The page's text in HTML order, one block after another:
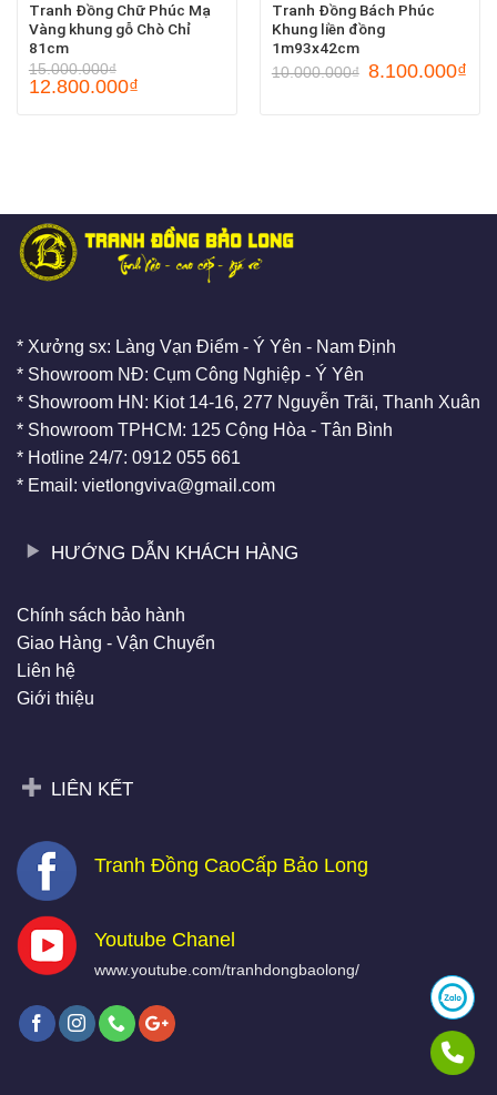
Tranh Đồng Chữ Phúc Mạ
Vàng khung gỗ Chò Chỉ
81cm
15.000.000₫
12.800.000₫
Tranh Đồng Bách Phúc
Khung liền đồng
1m93x42cm
10.000.000₫ 8.100.000₫
* Xưởng sx: Làng Vạn Điểm - Ý Yên - Nam Định
* Showroom NĐ: Cụm Công Nghiệp - Ý Yên
* Showroom HN: Kiot 14-16, 277 Nguyễn Trãi, Thanh Xuân
* Showroom TPHCM: 125 Cộng Hòa - Tân Bình
* Hotline 24/7: 0912 055 661
* Email: vietlongviva@gmail.com
HƯỚNG DẪN KHÁCH HÀNG
Chính sách bảo hành
Giao Hàng - Vận Chuyển
Liên hệ
Giới thiệu
LIÊN KẾT
Tranh Đồng CaoCấp Bảo Long
Youtube Chanel
www.youtube.com/tranhdongbaolong/